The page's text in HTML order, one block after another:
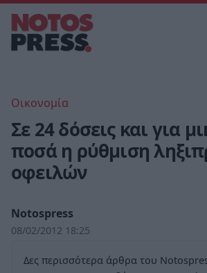
Οικονομία
Σε 24 δόσεις και για
ποσά η ρύθμιση
οφειλών
Notospress
08/02/2012 18:25
Δες περισσότερα άρθρα του